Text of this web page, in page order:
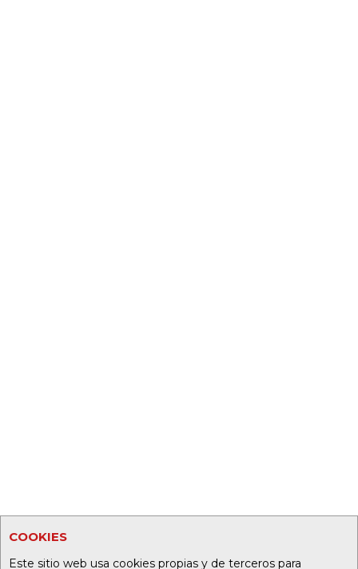
COOKIES
Este sitio web usa cookies propias y de terceros para